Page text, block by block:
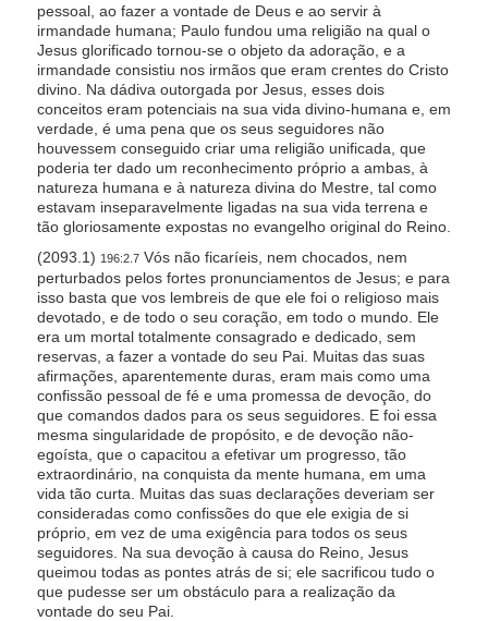
pessoal, ao fazer a vontade de Deus e ao servir à
irmandade humana; Paulo fundou uma religião na qual o
Jesus glorificado tornou-se o objeto da adoração, e a
irmandade consistiu nos irmãos que eram crentes do Cristo
divino. Na dádiva outorgada por Jesus, esses dois
conceitos eram potenciais na sua vida divino-humana e, em
verdade, é uma pena que os seus seguidores não
houvessem conseguido criar uma religião unificada, que
poderia ter dado um reconhecimento próprio a ambas, à
natureza humana e à natureza divina do Mestre, tal como
estavam inseparavelmente ligadas na sua vida terrena e
tão gloriosamente expostas no evangelho original do Reino.
(2093.1) 196:2.7Vós não ficaríeis, nem chocados, nem
perturbados pelos fortes pronunciamentos de Jesus; e para
isso basta que vos lembreis de que ele foi o religioso mais
devotado, e de todo o seu coração, em todo o mundo. Ele
era um mortal totalmente consagrado e dedicado, sem
reservas, a fazer a vontade do seu Pai. Muitas das suas
afirmações, aparentemente duras, eram mais como uma
confissão pessoal de fé e uma promessa de devoção, do
que comandos dados para os seus seguidores. E foi essa
mesma singularidade de propósito, e de devoção não-
egoísta, que o capacitou a efetivar um progresso, tão
extraordinário, na conquista da mente humana, em uma
vida tão curta. Muitas das suas declarações deveriam ser
consideradas como confissões do que ele exigia de si
próprio, em vez de uma exigência para todos os seus
seguidores. Na sua devoção à causa do Reino, Jesus
queimou todas as pontes atrás de si; ele sacrificou tudo o
que pudesse ser um obstáculo para a realização da
vontade do seu Pai.